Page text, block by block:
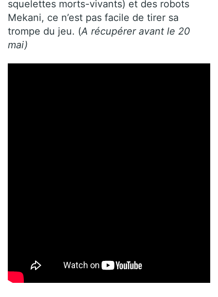
squelettes morts-vivants) et des robots
Mekani, ce n’est pas facile de tirer sa
trompe du jeu. (A récupérer avant le 20
mai)